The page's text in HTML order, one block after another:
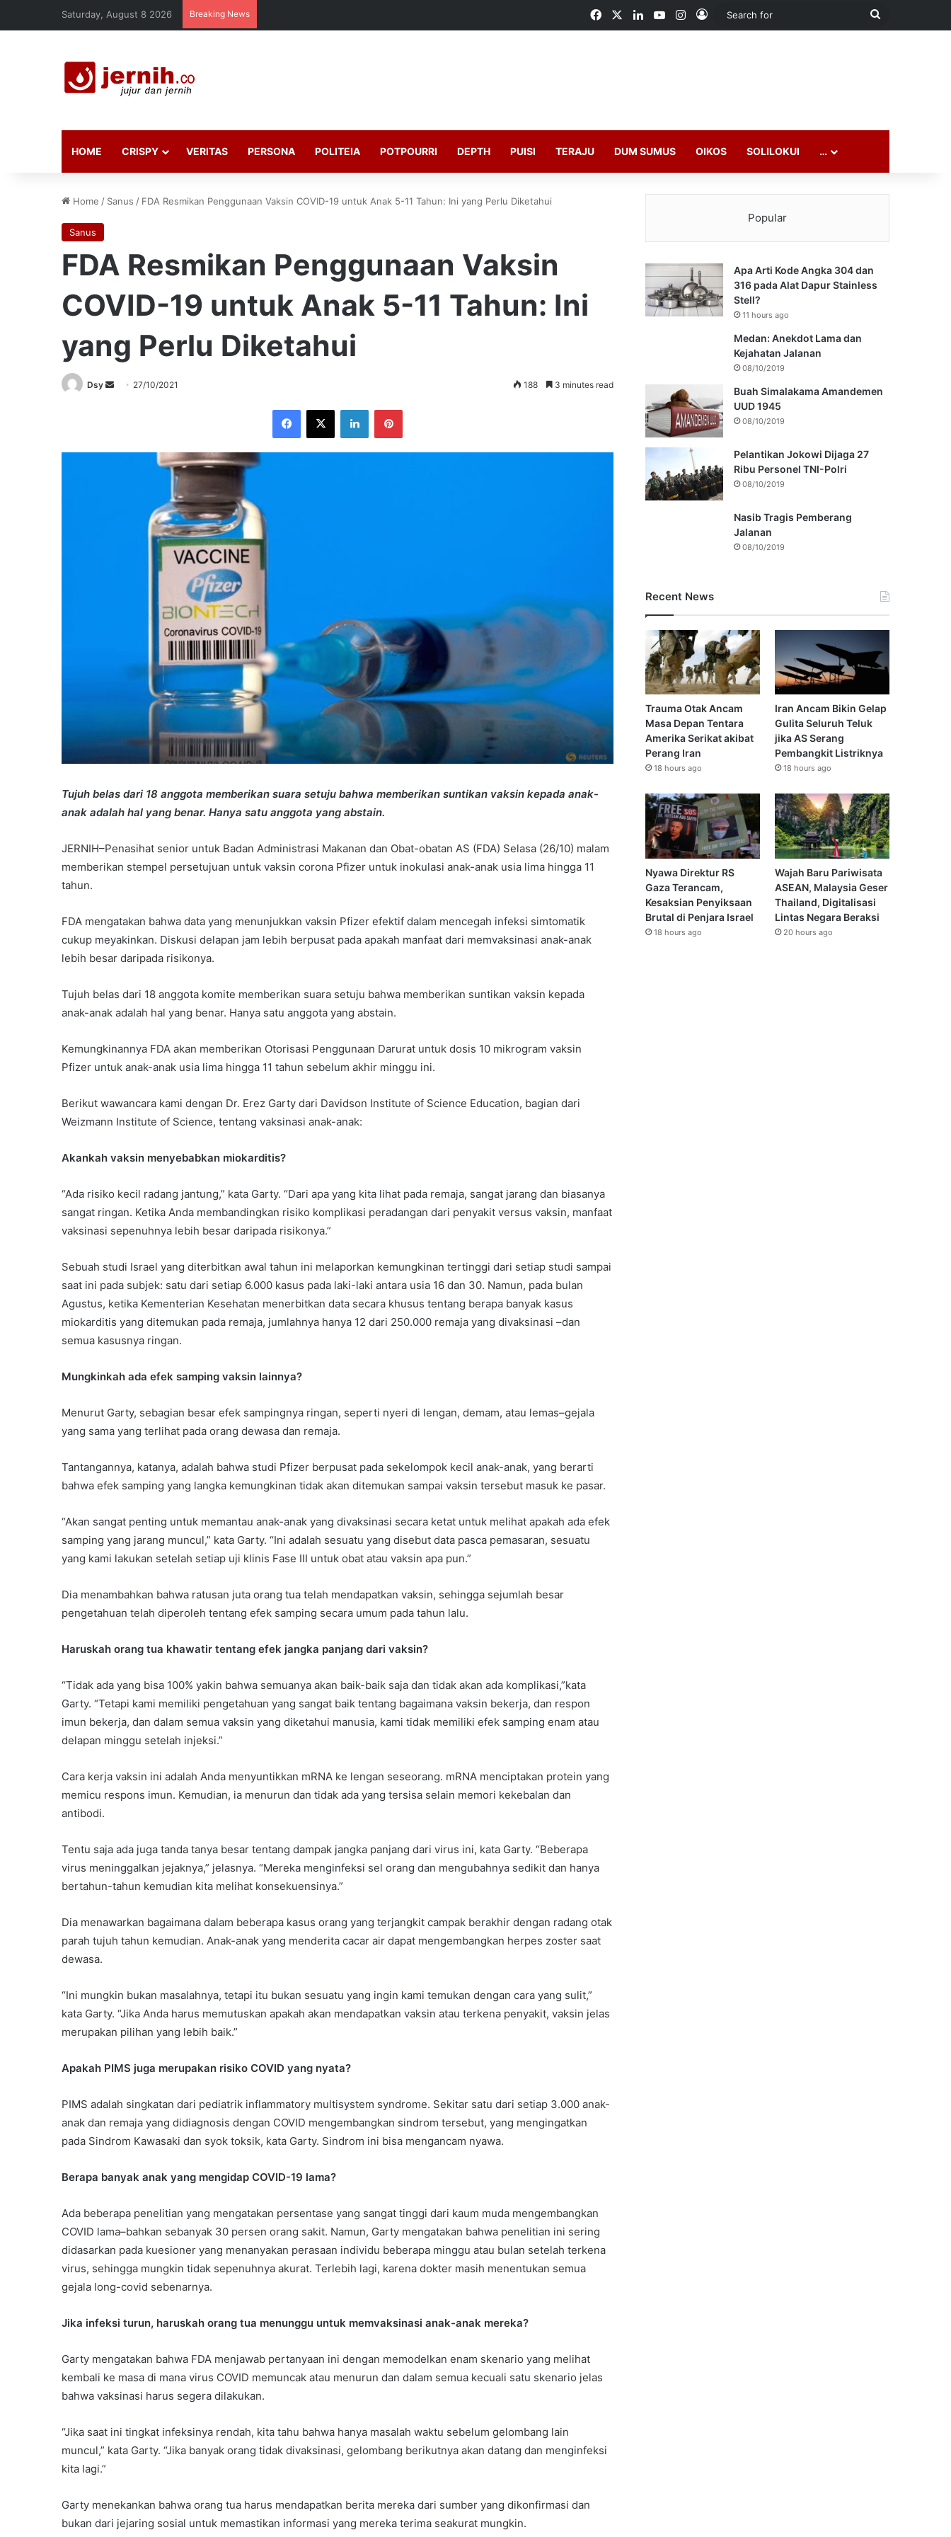
Saturday, August 8 2026 Breaking News FacebookLinkedInYouTubeInstagram
Log In
Search
HOME CRISPY VERITAS PERSONA POLITEIA POTPOURRI DEPTH PUISI TERAJU DUM SUMUS OIKOS SOLILOKUI …
Home / Sanus / FDA Resmikan Penggunaan Vaksin COVID-19 untuk Anak 5-11 Tahun: Ini yang Perlu Diketahui
Sanus
FDA Resmikan Penggunaan Vaksin
COVID-19 untuk Anak 5-11 Tahun: Ini
yang Perlu Diketahui
Dsy
Send 27/10/2021 188 3 minutes read
Facebook
X LinkedInPinterest
Tujuh belas dari 18 anggota memberikan suara setuju bahwa memberikan suntikan vaksin kepada anak-
anak adalah hal yang benar. Hanya satu anggota yang abstain.
JERNIH–Penasihat senior untuk Badan Administrasi Makanan dan Obat-obatan AS (FDA) Selasa (26/10) malam
memberikan stempel persetujuan untuk vaksin corona Pfizer untuk inokulasi anak-anak usia lima hingga 11
tahun.
FDA mengatakan bahwa data yang menunjukkan vaksin Pfizer efektif dalam mencegah infeksi simtomatik
cukup meyakinkan. Diskusi delapan jam lebih berpusat pada apakah manfaat dari memvaksinasi anak-anak
lebih besar daripada risikonya.
Tujuh belas dari 18 anggota komite memberikan suara setuju bahwa memberikan suntikan vaksin kepada
anak-anak adalah hal yang benar. Hanya satu anggota yang abstain.
Kemungkinannya FDA akan memberikan Otorisasi Penggunaan Darurat untuk dosis 10 mikrogram vaksin
Pfizer untuk anak-anak usia lima hingga 11 tahun sebelum akhir minggu ini.
Berikut wawancara kami dengan Dr. Erez Garty dari Davidson Institute of Science Education, bagian dari
Weizmann Institute of Science, tentang vaksinasi anak-anak:
Akankah vaksin menyebabkan miokarditis?
“Ada risiko kecil radang jantung,” kata Garty. “Dari apa yang kita lihat pada remaja, sangat jarang dan biasanya
sangat ringan. Ketika Anda membandingkan risiko komplikasi peradangan dari penyakit versus vaksin, manfaat
vaksinasi sepenuhnya lebih besar daripada risikonya.”
Sebuah studi Israel yang diterbitkan awal tahun ini melaporkan kemungkinan tertinggi dari setiap studi sampai
saat ini pada subjek: satu dari setiap 6.000 kasus pada laki-laki antara usia 16 dan 30. Namun, pada bulan
Agustus, ketika Kementerian Kesehatan menerbitkan data secara khusus tentang berapa banyak kasus
miokarditis yang ditemukan pada remaja, jumlahnya hanya 12 dari 250.000 remaja yang divaksinasi –dan
semua kasusnya ringan.
Mungkinkah ada efek samping vaksin lainnya?
Menurut Garty, sebagian besar efek sampingnya ringan, seperti nyeri di lengan, demam, atau lemas–gejala
yang sama yang terlihat pada orang dewasa dan remaja.
Tantangannya, katanya, adalah bahwa studi Pfizer berpusat pada sekelompok kecil anak-anak, yang berarti
bahwa efek samping yang langka kemungkinan tidak akan ditemukan sampai vaksin tersebut masuk ke pasar.
“Akan sangat penting untuk memantau anak-anak yang divaksinasi secara ketat untuk melihat apakah ada efek
samping yang jarang muncul,” kata Garty. “Ini adalah sesuatu yang disebut data pasca pemasaran, sesuatu
yang kami lakukan setelah setiap uji klinis Fase III untuk obat atau vaksin apa pun.”
Dia menambahkan bahwa ratusan juta orang tua telah mendapatkan vaksin, sehingga sejumlah besar
pengetahuan telah diperoleh tentang efek samping secara umum pada tahun lalu.
Haruskah orang tua khawatir tentang efek jangka panjang dari vaksin?
“Tidak ada yang bisa 100% yakin bahwa semuanya akan baik-baik saja dan tidak akan ada komplikasi,”kata
Garty. “Tetapi kami memiliki pengetahuan yang sangat baik tentang bagaimana vaksin bekerja, dan respon
imun bekerja, dan dalam semua vaksin yang diketahui manusia, kami tidak memiliki efek samping enam atau
delapan minggu setelah injeksi.”
Cara kerja vaksin ini adalah Anda menyuntikkan mRNA ke lengan seseorang. mRNA menciptakan protein yang
memicu respons imun. Kemudian, ia menurun dan tidak ada yang tersisa selain memori kekebalan dan
antibodi.
Tentu saja ada juga tanda tanya besar tentang dampak jangka panjang dari virus ini, kata Garty. “Beberapa
virus meninggalkan jejaknya,” jelasnya. “Mereka menginfeksi sel orang dan mengubahnya sedikit dan hanya
bertahun-tahun kemudian kita melihat konsekuensinya.”
Dia menawarkan bagaimana dalam beberapa kasus orang yang terjangkit campak berakhir dengan radang otak
parah tujuh tahun kemudian. Anak-anak yang menderita cacar air dapat mengembangkan herpes zoster saat
dewasa.
“Ini mungkin bukan masalahnya, tetapi itu bukan sesuatu yang ingin kami temukan dengan cara yang sulit,”
kata Garty. “Jika Anda harus memutuskan apakah akan mendapatkan vaksin atau terkena penyakit, vaksin jelas
merupakan pilihan yang lebih baik.”
Apakah PIMS juga merupakan risiko COVID yang nyata?
PIMS adalah singkatan dari pediatrik inflammatory multisystem syndrome. Sekitar satu dari setiap 3.000 anak-
anak dan remaja yang didiagnosis dengan COVID mengembangkan sindrom tersebut, yang mengingatkan
pada Sindrom Kawasaki dan syok toksik, kata Garty. Sindrom ini bisa mengancam nyawa.
Berapa banyak anak yang mengidap COVID-19 lama?
Ada beberapa penelitian yang mengatakan persentase yang sangat tinggi dari kaum muda mengembangkan
COVID lama–bahkan sebanyak 30 persen orang sakit. Namun, Garty mengatakan bahwa penelitian ini sering
didasarkan pada kuesioner yang menanyakan perasaan individu beberapa minggu atau bulan setelah terkena
virus, sehingga mungkin tidak sepenuhnya akurat. Terlebih lagi, karena dokter masih menentukan semua
gejala long-covid sebenarnya.
Jika infeksi turun, haruskah orang tua menunggu untuk memvaksinasi anak-anak mereka?
Garty mengatakan bahwa FDA menjawab pertanyaan ini dengan memodelkan enam skenario yang melihat
kembali ke masa di mana virus COVID memuncak atau menurun dan dalam semua kecuali satu skenario jelas
bahwa vaksinasi harus segera dilakukan.
“Jika saat ini tingkat infeksinya rendah, kita tahu bahwa hanya masalah waktu sebelum gelombang lain
muncul,” kata Garty. “Jika banyak orang tidak divaksinasi, gelombang berikutnya akan datang dan menginfeksi
kita lagi.”
Garty menekankan bahwa orang tua harus mendapatkan berita mereka dari sumber yang dikonfirmasi dan
bukan dari jejaring sosial untuk memastikan informasi yang mereka terima seakurat mungkin.
Popular
Apa Arti Kode Angka 304 dan
316 pada Alat Dapur Stainless
Stell?
11 hours ago
Medan: Anekdot Lama dan
Kejahatan Jalanan
08/10/2019
Buah Simalakama Amandemen
UUD 1945
08/10/2019
Pelantikan Jokowi Dijaga 27
Ribu Personel TNI-Polri
08/10/2019
Nasib Tragis Pemberang
Jalanan
08/10/2019
Recent News
Trauma Otak Ancam
Masa Depan Tentara
Amerika Serikat akibat
Perang Iran
18 hours ago
Iran Ancam Bikin Gelap
Gulita Seluruh Teluk
jika AS Serang
Pembangkit Listriknya
18 hours ago
Nyawa Direktur RS
Gaza Terancam,
Kesaksian Penyiksaan
Brutal di Penjara Israel
18 hours ago
Wajah Baru Pariwisata
ASEAN, Malaysia Geser
Thailand, Digitalisasi
Lintas Negara Beraksi
20 hours ago